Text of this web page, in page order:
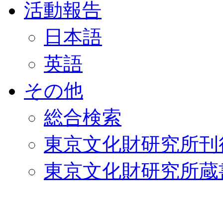
活動報告
日本語
英語
その他
総合検索
東京文化財研究所
東京文化財研究所